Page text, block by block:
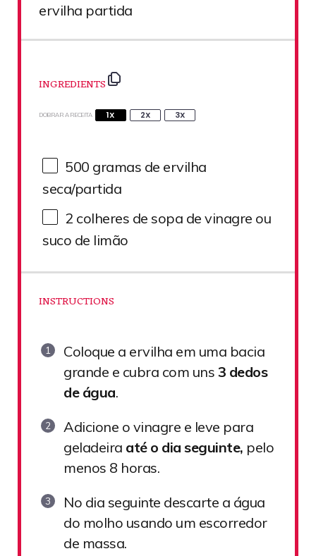
ervilha partida
INGREDIENTS
DOBRAR A RECEITA 1X 2X 3X
500 gramas de ervilha
seca/partida
2 colheres de sopa de vinagre ou
suco de limão
INSTRUCTIONS
Coloque a ervilha em uma bacia
grande e cubra com uns 3 dedos
de água.
Adicione o vinagre e leve para
geladeira até o dia seguinte, pelo
menos 8 horas.
No dia seguinte descarte a água
do molho usando um escorredor
de massa.